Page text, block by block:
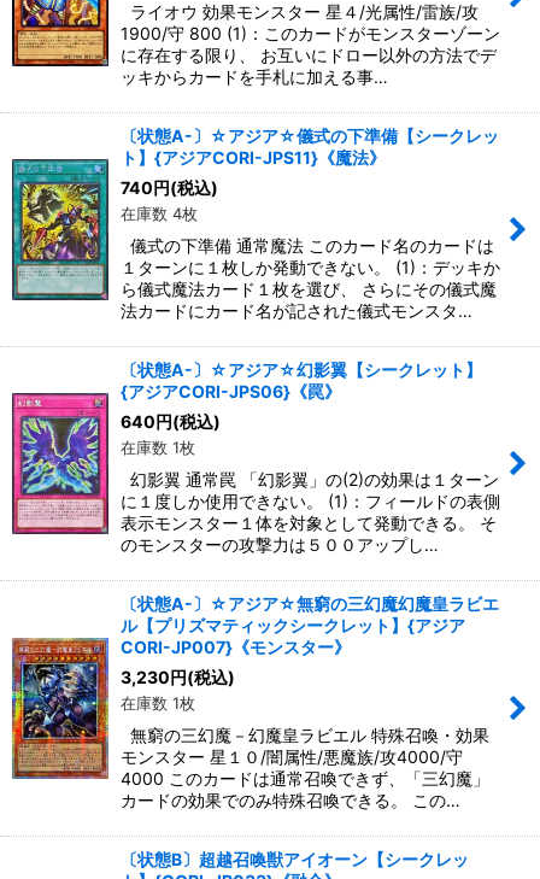
ライオウ 効果モンスター 星４/光属性/雷族/攻
1900/守 800 (1)：このカードがモンスターゾーン
に存在する限り、 お互いにドロー以外の方法でデ
ッキからカードを手札に加える事…
〔状態A-〕☆アジア☆儀式の下準備【シークレッ
ト】{アジアCORI-JPS11}《魔法》
740円(税込)
在庫数 4枚
儀式の下準備 通常魔法 このカード名のカードは
１ターンに１枚しか発動できない。 (1)：デッキか
ら儀式魔法カード１枚を選び、 さらにその儀式魔
法カードにカード名が記された儀式モンスタ…
〔状態A-〕☆アジア☆幻影翼【シークレット】
{アジアCORI-JPS06}《罠》
640円(税込)
在庫数 1枚
幻影翼 通常罠 「幻影翼」の(2)の効果は１ターン
に１度しか使用できない。 (1)：フィールドの表側
表示モンスター１体を対象として発動できる。 そ
のモンスターの攻撃力は５００アップし…
〔状態A-〕☆アジア☆無窮の三幻魔幻魔皇ラビエ
ル【プリズマティックシークレット】{アジア
CORI-JP007}《モンスター》
3,230円(税込)
在庫数 1枚
無窮の三幻魔－幻魔皇ラビエル 特殊召喚・効果
モンスター 星１０/闇属性/悪魔族/攻4000/守
4000 このカードは通常召喚できず、「三幻魔」
カードの効果でのみ特殊召喚できる。 この…
〔状態B〕超越召喚獣アイオーン【シークレッ